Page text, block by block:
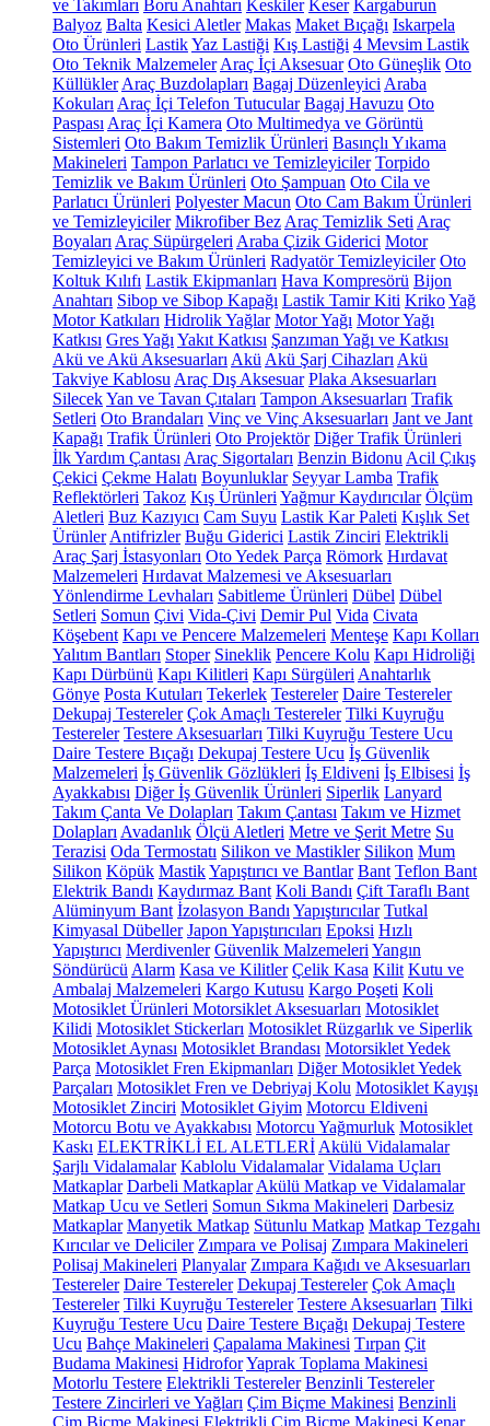
ve Takımları Boru Anahtarı Keskiler Keser Kargaburun
Balyoz Balta Kesici Aletler Makas Maket Bıçağı Iskarpela
Oto Ürünleri LastikYaz Lastiği Kış Lastiği 4 Mevsim Lastik
Oto Teknik Malzemeler Araç İçi Aksesuar Oto Güneşlik Oto
Küllükler Araç Buzdolapları Bagaj Düzenleyici Araba
Kokuları Araç İçi Telefon Tutucular Bagaj Havuzu Oto
Paspası Araç İçi Kamera Oto Multimedya ve Görüntü
Sistemleri Oto Bakım Temizlik Ürünleri Basınçlı Yıkama
Makineleri Tampon Parlatıcı ve Temizleyiciler Torpido
Temizlik ve Bakım Ürünleri Oto Şampuan Oto Cila ve
Parlatıcı Ürünleri Polyester Macun Oto Cam Bakım Ürünleri
ve Temizleyiciler Mikrofiber Bez Araç Temizlik Seti Araç
Boyaları Araç Süpürgeleri Araba Çizik Giderici Motor
Temizleyici ve Bakım Ürünleri Radyatör Temizleyiciler Oto
Koltuk Kılıfı Lastik Ekipmanları Hava Kompresörü Bijon
Anahtarı Sibop ve Sibop Kapağı Lastik Tamir Kiti KrikoYağ
Motor Katkıları Hidrolik Yağlar Motor Yağı Motor Yağı
Katkısı Gres Yağı Yakıt Katkısı Şanzıman Yağı ve Katkısı
Akü ve Akü Aksesuarları Akü Akü Şarj Cihazları Akü
Takviye Kablosu Araç Dış Aksesuar Plaka Aksesuarları
SilecekYan ve Tavan Çıtaları Tampon Aksesuarları Trafik
Setleri Oto Brandaları Vinç ve Vinç Aksesuarları Jant ve Jant
Kapağı Trafik Ürünleri Oto Projektör Diğer Trafik Ürünleri
İlk Yardım Çantası Araç Sigortaları Benzin Bidonu Acil Çıkış
Çekici Çekme Halatı Boyunluklar Seyyar Lamba Trafik
Reflektörleri Takoz Kış Ürünleri Yağmur Kaydırıcılar Ölçüm
Aletleri Buz Kazıyıcı Cam Suyu Lastik Kar Paleti Kışlık Set
Ürünler Antifrizler Buğu Giderici Lastik Zinciri Elektrikli
Araç Şarj İstasyonları Oto Yedek Parça Römork Hırdavat
Malzemeleri Hırdavat Malzemesi ve Aksesuarları
Yönlendirme Levhaları Sabitleme Ürünleri Dübel Dübel
Setleri Somun Çivi Vida-Çivi Demir Pul Vida Civata
Köşebent Kapı ve Pencere Malzemeleri Menteşe Kapı Kolları
Yalıtım Bantları Stoper Sineklik Pencere Kolu Kapı Hidroliği
Kapı Dürbünü Kapı Kilitleri Kapı Sürgüleri Anahtarlık
Gönye Posta Kutuları Tekerlek Testereler Daire Testereler
Dekupaj Testereler Çok Amaçlı Testereler Tilki Kuyruğu
Testereler Testere Aksesuarları Tilki Kuyruğu Testere Ucu
Daire Testere Bıçağı Dekupaj Testere Ucu İş Güvenlik
Malzemeleri İş Güvenlik Gözlükleri İş Eldiveni İş Elbisesi İş
Ayakkabısı Diğer İş Güvenlik Ürünleri Siperlik Lanyard
Takım Çanta Ve Dolapları Takım Çantası Takım ve Hizmet
Dolapları Avadanlık Ölçü Aletleri Metre ve Şerit Metre Su
Terazisi Oda Termostatı Silikon ve Mastikler Silikon Mum
Silikon Köpük MastikYapıştırıcı ve Bantlar Bant Teflon Bant
Elektrik Bandı Kaydırmaz Bant Koli Bandı Çift Taraflı Bant
Alüminyum Bant İzolasyon Bandı Yapıştırıcılar Tutkal
Kimyasal Dübeller Japon Yapıştırıcıları Epoksi Hızlı
Yapıştırıcı Merdivenler Güvenlik Malzemeleri Yangın
Söndürücü Alarm Kasa ve Kilitler Çelik Kasa Kilit Kutu ve
Ambalaj Malzemeleri Kargo Kutusu Kargo Poşeti Koli
Motosiklet Ürünleri Motorsiklet Aksesuarları Motosiklet
Kilidi Motosiklet Stickerları Motosiklet Rüzgarlık ve Siperlik
Motosiklet Aynası Motosiklet Brandası Motorsiklet Yedek
Parça Motosiklet Fren Ekipmanları Diğer Motosiklet Yedek
Parçaları Motosiklet Fren ve Debriyaj Kolu Motosiklet Kayışı
Motosiklet Zinciri Motosiklet Giyim Motorcu Eldiveni
Motorcu Botu ve Ayakkabısı Motorcu Yağmurluk Motosiklet
Kaskı ELEKTRİKLİ EL ALETLERİ Akülü Vidalamalar
Şarjlı Vidalamalar Kablolu Vidalamalar Vidalama Uçları
Matkaplar Darbeli Matkaplar Akülü Matkap ve Vidalamalar
Matkap Ucu ve Setleri Somun Sıkma Makineleri Darbesiz
Matkaplar Manyetik Matkap Sütunlu Matkap Matkap Tezgahı
Kırıcılar ve Deliciler Zımpara ve Polisaj Zımpara Makineleri
Polisaj Makineleri Planyalar Zımpara Kağıdı ve Aksesuarları
Testereler Daire Testereler Dekupaj Testereler Çok Amaçlı
Testereler Tilki Kuyruğu Testereler Testere Aksesuarları Tilki
Kuyruğu Testere Ucu Daire Testere Bıçağı Dekupaj Testere
Ucu Bahçe Makineleri Çapalama Makinesi Tırpan Çit
Budama Makinesi HidroforYaprak Toplama Makinesi
Motorlu Testere Elektrikli Testereler Benzinli Testereler
Testere Zincirleri ve Yağları Çim Biçme Makinesi Benzinli
Çim Biçme Makinesi Elektrikli Çim Biçme Makinesi Kenar